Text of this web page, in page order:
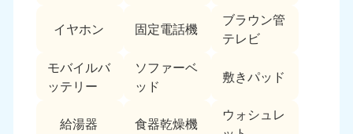
イヤホン 固定電話機
ブラウン管
テレビ
モバイルバ
ッテリー
ソファーベ
ッド
敷きパッド
給湯器 食器乾燥機
ウォシュレ
050-1880-9892
沖縄県
050-1880-9887